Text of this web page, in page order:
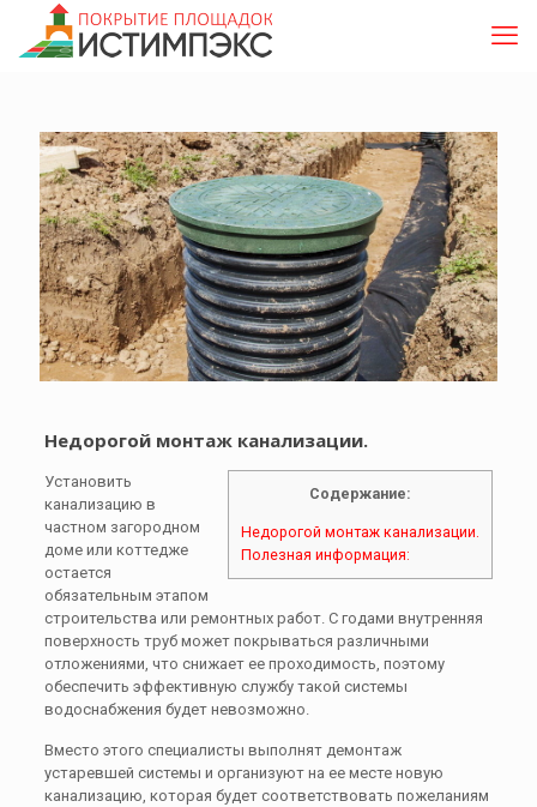
Недорогой монтаж канализации.
Содержание:
Недорогой монтаж канализации.
Полезная информация:
Установить
канализацию в
частном загородном
доме или коттедже
остается
обязательным этапом
строительства или ремонтных работ. С годами внутренняя
поверхность труб может покрываться различными
отложениями, что снижает ее проходимость, поэтому
обеспечить эффективную службу такой системы
водоснабжения будет невозможно.
Вместо этого специалисты выполнят демонтаж
устаревшей системы и организуют на ее месте новую
канализацию, которая будет соответствовать пожеланиям